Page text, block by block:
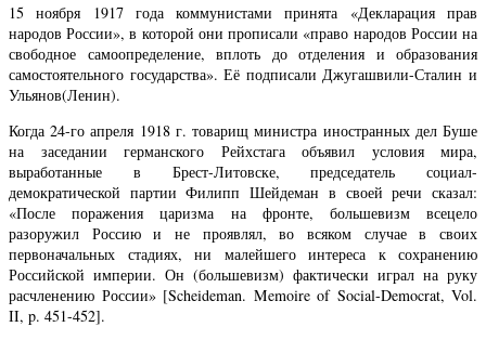
15 ноября 1917 года коммунистами принята «Декларация прав
народов России», в которой они прописали «право народов России на
свободное самоопределение, вплоть до отделения и образования
самостоятельного государства». Её подписали Джугашвили-Сталин и
Ульянов(Ленин).
Когда 24-го апреля 1918 г. товарищ министра иностранных дел Буше
на заседании германского Рейхстага объявил условия мира,
выработанные в Брест-Литовске, председатель социал-
демократической партии Филипп Шейдеман в своей речи сказал:
«После поражения царизма на фронте, большевизм всецело
разоружил Россию и не проявлял, во всяком случае в своих
первоначальных стадиях, ни малейшего интереса к сохранению
Российской империи. Он (большевизм) фактически играл на руку
расчленению России» [Scheideman. Memoire of Social-Democrat, Vol.
II, p. 451-452].